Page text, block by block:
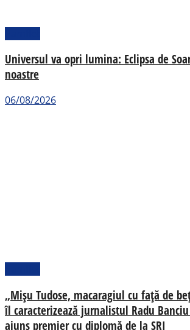
Universul va opri lumina: Eclipsa de
noastre
06/08/2026
„Mișu Tudose, macaragiul cu față de
îl caracterizează jurnalistul Radu
ajuns premier cu diplomă de la SRI